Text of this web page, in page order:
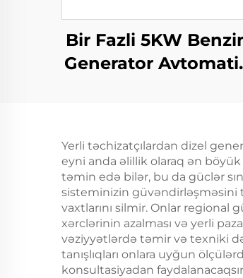
Bir Fazli 5KW
Generator
Ev və Şəhərdışı
İstifadəsi Üçün
Avtomatik
Təkrorlanan Tezlik
50HZ/60HZ
Yerli təchizatçılardan dizel
eyni anda əlillik olaraq ən
təmin edə bilər, bu da güclər
sisteminizin güvəndirləşməsini
vaxtlarını silmir. Onlar regional
xərclərinin azalması və yerli
vəziyyətlərdə təmir və texniki
tanışlıqları onlara uyğun
konsultasiyadan